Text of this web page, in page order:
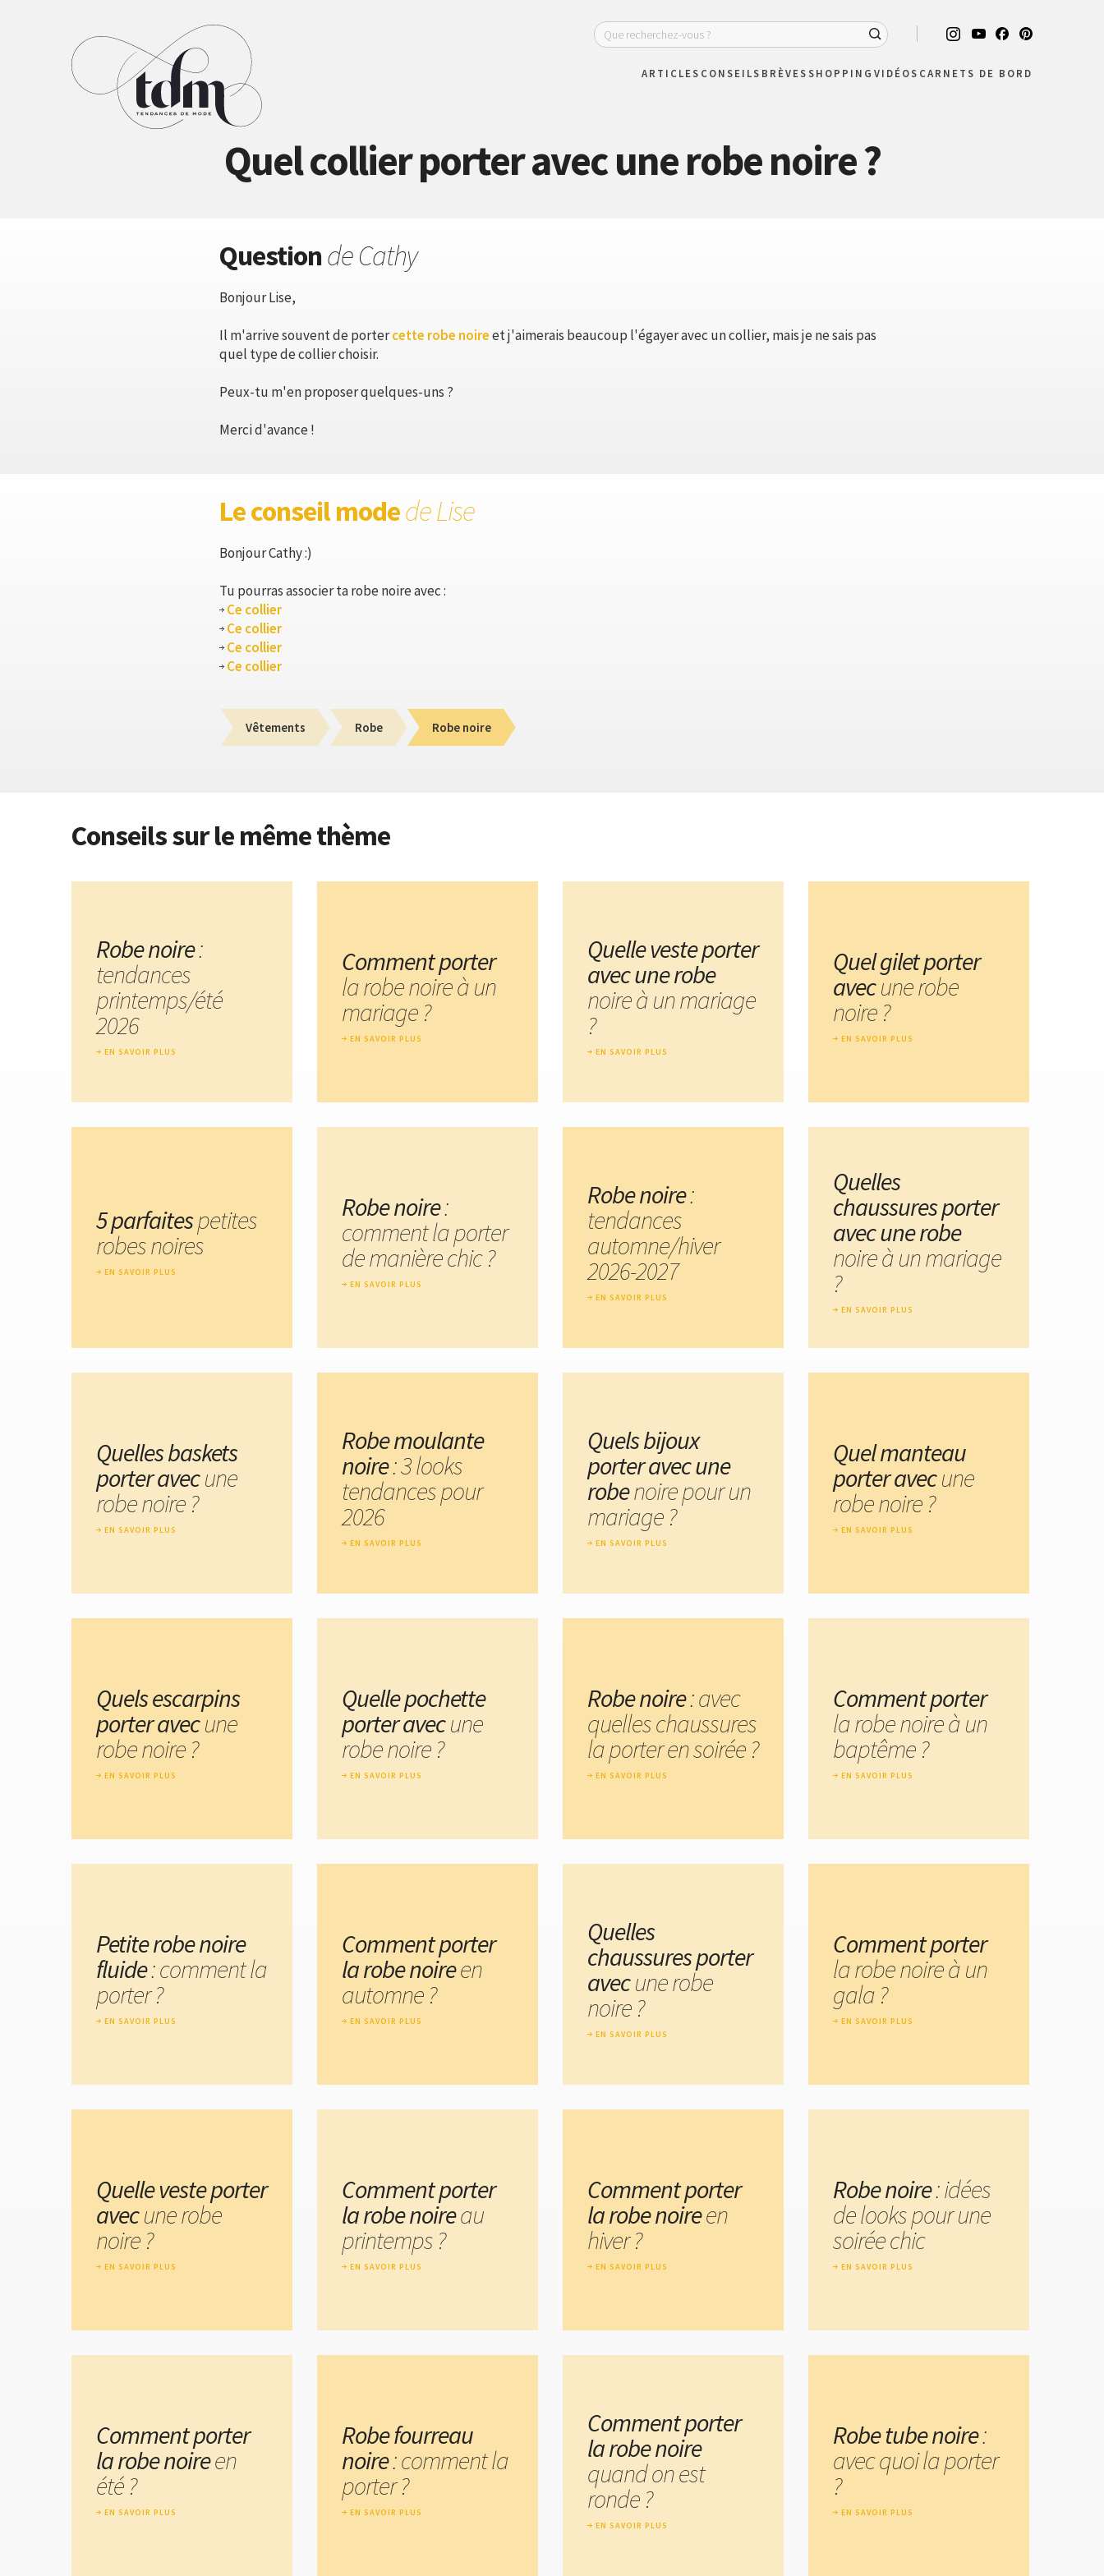
ARTICLES CONSEILS BRÈVESSHOPPING VIDÉOS CARNETS DE BORD
Quel collier porter avec une robe noire ?
Questionde Cathy
Bonjour Lise,
Il m'arrive souvent de portercette robe noireet j'aimerais beaucoup l'égayer avec un collier, mais je ne sais pas
quel type de collier choisir.
Peux-tu m'en proposer quelques-uns ?
Merci d'avance !
Le conseil modede Lise
Bonjour Cathy :)
Tu pourras associer ta robe noire avec :
Ce collier
Ce collier
Ce collier
Ce collier
Vêtements Robe Robe noire
Conseils sur le même thème
Robe noire:
tendances
printemps/été
2026
EN SAVOIR PLUS
Comment porter
la robe noire à un
mariage ?
EN SAVOIR PLUS
Quelle veste porter
avec une robe
noire à un mariage
?
EN SAVOIR PLUS
Quel gilet porter
avecune robe
noire ?
EN SAVOIR PLUS
5 parfaitespetites
robes noires
EN SAVOIR PLUS
Robe noire:
comment la porter
de manière chic ?
EN SAVOIR PLUS
Robe noire:
tendances
automne/hiver
2026-2027
EN SAVOIR PLUS
Quelles
chaussures porter
avec une robe
noire à un mariage
?
EN SAVOIR PLUS
Quelles baskets
porter avecune
robe noire ?
EN SAVOIR PLUS
Robe moulante
noire: 3 looks
tendances pour
2026
EN SAVOIR PLUS
Quels bijoux
porter avec une
robenoire pour un
mariage ?
EN SAVOIR PLUS
Quel manteau
porter avecune
robe noire ?
EN SAVOIR PLUS
Quels escarpins
porter avecune
robe noire ?
EN SAVOIR PLUS
Quelle pochette
porter avecune
robe noire ?
EN SAVOIR PLUS
Robe noire: avec
quelles chaussures
la porter en soirée ?
EN SAVOIR PLUS
Comment porter
la robe noire à un
baptême ?
EN SAVOIR PLUS
Petite robe noire
fluide: comment la
porter ?
EN SAVOIR PLUS
Comment porter
la robe noireen
automne ?
EN SAVOIR PLUS
Quelles
chaussures porter
avecune robe
noire ?
EN SAVOIR PLUS
Comment porter
la robe noire à un
gala ?
EN SAVOIR PLUS
Quelle veste porter
avecune robe
noire ?
EN SAVOIR PLUS
Comment porter
la robe noireau
printemps ?
EN SAVOIR PLUS
Comment porter
la robe noireen
hiver ?
EN SAVOIR PLUS
Robe noire: idées
de looks pour une
soirée chic
EN SAVOIR PLUS
Comment porter
la robe noireen
été ?
EN SAVOIR PLUS
Robe fourreau
noire: comment la
porter ?
EN SAVOIR PLUS
Comment porter
la robe noire
quand on est
ronde ?
EN SAVOIR PLUS
Robe tube noire:
avec quoi la porter
?
EN SAVOIR PLUS